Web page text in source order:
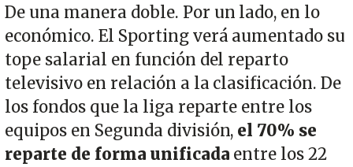
De una manera doble. Por un lado, en lo
económico. El Sporting verá aumentado su
tope salarial en función del reparto
televisivo en relación a la clasificación. De
los fondos que la liga reparte entre los
equipos en Segunda división, el 70% se
reparte de forma unificada entre los 22